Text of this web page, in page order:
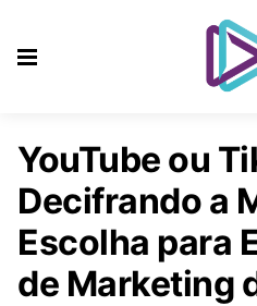
YouTube ou
Decifrando a
Escolha para
de Marketing